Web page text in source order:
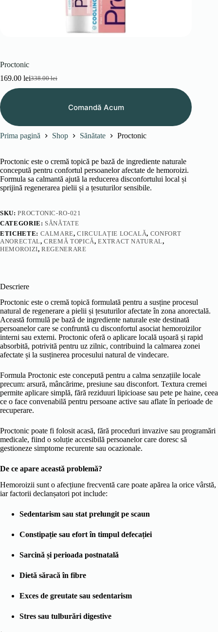
Proctonic
338.00lei
Prețul
inițial
169.00 leiPrețul
curent
Comandă Acum
Prima pagină Shop Sănătate Proctonic
Proctonic este o cremă topică pe bază de ingrediente naturale
concepută pentru confortul persoanelor afectate de hemoroizi.
Formula sa calmantă ajută la reducerea disconfortului local și
sprijină regenerarea pielii și a țesuturilor sensibile.
SKU:PROCTONIC-RO-021
CATEGORIE: SĂNĂTATE
ETICHETE: CALMARE,CIRCULAȚIE LOCALĂ, CONFORT
ANORECTAL,CREMĂ TOPICĂ,EXTRACT NATURAL,
HEMOROIZI,REGENERARE
Descriere
Proctonic este o cremă topică formulată pentru a susține procesul
natural de regenerare a pielii și țesuturilor afectate în zona anorectală.
Această formulă pe bază de ingrediente naturale este destinată
persoanelor care se confruntă cu disconfortul asociat hemoroizilor
interni sau externi. Proctonic oferă o aplicare locală ușoară și rapid
absorbită, potrivită pentru uz zilnic, contribuind la calmarea zonei
afectate și la susținerea procesului natural de vindecare.
Formula Proctonic este concepută pentru a calma senzațiile locale
precum: arsură, mâncărime, presiune sau disconfort. Textura cremei
permite aplicare simplă, fără reziduuri lipicioase sau pete pe haine, ceea
ce o face convenabilă pentru persoane active sau aflate în perioade de
recuperare.
Proctonic poate fi folosit acasă, fără proceduri invazive sau programări
medicale, fiind o soluție accesibilă persoanelor care doresc să
gestioneze simptome recurente sau ocazionale.
De ce apare această problemă?
Hemoroizii sunt o afecțiune frecventă care poate apărea la orice vârstă,
iar factorii declanșatori pot include:
Sedentarism sau stat prelungit pe scaun
Constipație sau efort în timpul defecației
Sarcină și perioada postnatală
Dietă săracă în fibre
Exces de greutate sau sedentarism
Stres sau tulburări digestive